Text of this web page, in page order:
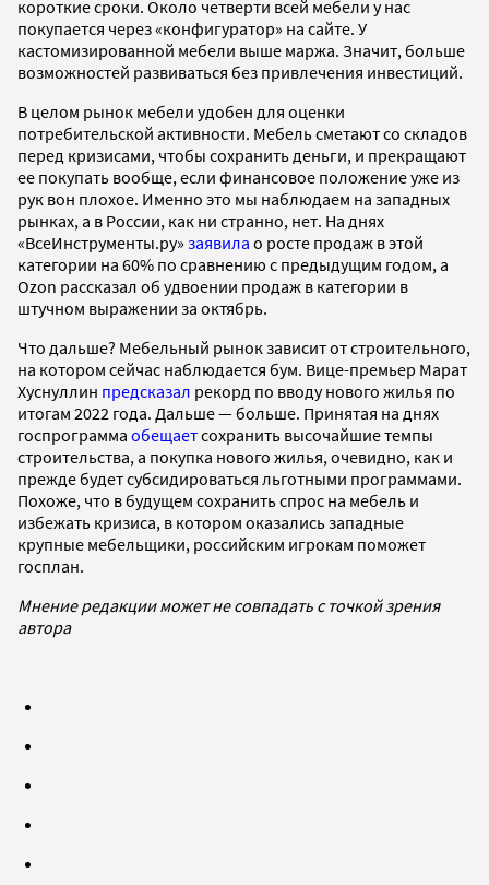
короткие сроки. Около четверти всей мебели у нас
покупается через «конфигуратор» на сайте. У
кастомизированной мебели выше маржа. Значит, больше
возможностей развиваться без привлечения инвестиций.
В целом рынок мебели удобен для оценки
потребительской активности. Мебель сметают со складов
перед кризисами, чтобы сохранить деньги, и прекращают
ее покупать вообще, если финансовое положение уже из
рук вон плохое. Именно это мы наблюдаем на западных
рынках, а в России, как ни странно, нет. На днях
«ВсеИнструменты.ру» заявила о росте продаж в этой
категории на 60% по сравнению с предыдущим годом, а
Ozon рассказал об удвоении продаж в категории в
штучном выражении за октябрь.
Что дальше? Мебельный рынок зависит от строительного,
на котором сейчас наблюдается бум. Вице-премьер Марат
Хуснуллин предсказал рекорд по вводу нового жилья по
итогам 2022 года. Дальше — больше. Принятая на днях
госпрограмма обещаетсохранить высочайшие темпы
строительства, а покупка нового жилья, очевидно, как и
прежде будет субсидироваться льготными программами.
Похоже, что в будущем сохранить спрос на мебель и
избежать кризиса, в котором оказались западные
крупные мебельщики, российским игрокам поможет
госплан.
Мнение редакции может не совпадать с точкой зрения
автора